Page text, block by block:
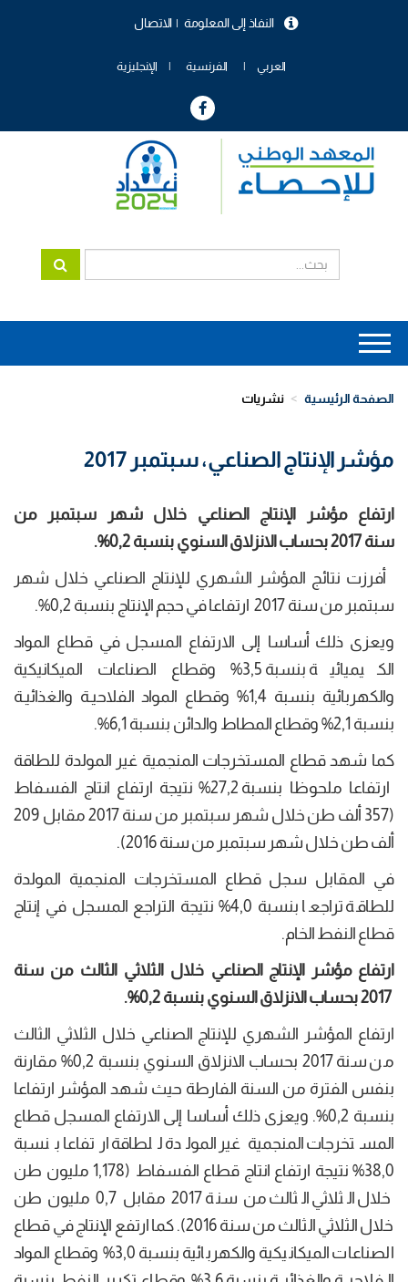
الاتصال النفاذ إلى المعلومة
العربي الفرنسية الإنجليزية
Main
navigation
الصفحة الرئيسية نشريات
مؤشر الإنتاج الصناعي، سبتمبر 2017
ارتفاع مؤشر الإنتاج الصناعي
خلال شهر سبتمبر من
سنة 2017بحساب الانزلاق السنوي بنسبة 0,2
%.
أفرزت نتائج المؤشر الشهري للإنتاج الصناعي خلال شهر
سبتمبر من سنة 2017 ارتفاعا في حجم الإنتاج بنسبة 0,2%.
ويعزى ذلك أساسا إلى الارتفاع المسجل في قطاع المواد
الكيميائية بنسبة 3,5% وقطاع الصناعات الميكانيكية
والكهربائية بنسبة 1,4% وقطاع المواد الفلاحيـة والغذائيـة
بنسبة 2,1% وقطاع المطاط والدائن بنسبة 6,1%.
كما شهد قطاع المستخرجات المنجمية غير المولدة للطاقة
ارتفاعا ملحوظا بنسبة 27,2% نتيجة ارتفاع انتاج الفسفاط
(357 ألف طن خلال شهر سبتمبر من سنة 2017 مقابل 209
ألف طن خلال شهر سبتمبر من سنة 2016).
في المقابل سجل قطاع المستخرجات المنجمية المولدة
للطاقة تراجعا بنسبة 4,0% نتيجة التراجع المسجل في إنتاج
قطاع النفط الخام.
ارتفاع مؤشر الإنتاج الصناعي خلال الثلاثي الثالث من سنة
بحساب الانزلاق السنوي بنسبة 0,2
%.
ارتفاع المؤشر الشهري للإنتاج الصناعي خلال الثلاثي الثالث
من سنة 2017 بحساب الانزلاق السنوي بنسبة 0,2% مقارنة
بنفس الفترة من السنة الفارطة حيث شهد المؤشر ارتفاعا
بنسبة 0,2%. ويعزى ذلك أساسا إلى الارتفاع المسجل قطاع
المستخرجات المنجمية غير المولدة للطاقة ارتفاعا بنسبة
38,0% نتيجة ارتفاع انتاج قطاع الفسفاط (1,178 مليون طن
خلال الثلاثي الثالث من سنة 2017 مقابل 0,7 مليون طن
خلال الثلاثي الثالث من سنة 2016). كما ارتفع الإنتاج في قطاع
الصناعات الميكانيكية والكهربائية بنسبة 3,0% وقطاع المواد